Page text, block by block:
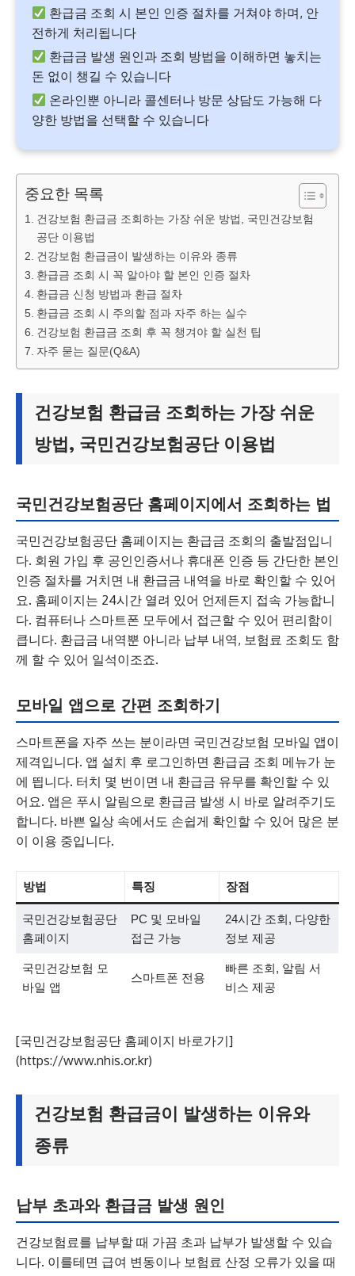
환급금 조회 시 본인 인증 절차를 거쳐야 하며, 안
전하게 처리됩니다
환급금 발생 원인과 조회 방법을 이해하면 놓치는
돈 없이 챙길 수 있습니다
온라인뿐 아니라 콜센터나 방문 상담도 가능해 다
양한 방법을 선택할 수 있습니다
중요한 목록
건강보험 환급금 조회하는 가장 쉬운 방법, 국민건강보험
공단 이용법
건강보험 환급금이 발생하는 이유와 종류
환급금 조회 시 꼭 알아야 할 본인 인증 절차
환급금 신청 방법과 환급 절차
환급금 조회 시 주의할 점과 자주 하는 실수
건강보험 환급금 조회 후 꼭 챙겨야 할 실천 팁
자주 묻는 질문(Q&A)
건강보험 환급금 조회하는 가장 쉬운
방법, 국민건강보험공단 이용법
국민건강보험공단 홈페이지에서 조회하는 법
국민건강보험공단 홈페이지는 환급금 조회의 출발점입니
다. 회원 가입 후 공인인증서나 휴대폰 인증 등 간단한 본인
인증 절차를 거치면 내 환급금 내역을 바로 확인할 수 있어
요. 홈페이지는 24시간 열려 있어 언제든지 접속 가능합니
다. 컴퓨터나 스마트폰 모두에서 접근할 수 있어 편리함이
큽니다. 환급금 내역뿐 아니라 납부 내역, 보험료 조회도 함
께 할 수 있어 일석이조죠.
모바일 앱으로 간편 조회하기
스마트폰을 자주 쓰는 분이라면 국민건강보험 모바일 앱이
제격입니다. 앱 설치 후 로그인하면 환급금 조회 메뉴가 눈
에 띕니다. 터치 몇 번이면 내 환급금 유무를 확인할 수 있
어요. 앱은 푸시 알림으로 환급금 발생 시 바로 알려주기도
합니다. 바쁜 일상 속에서도 손쉽게 확인할 수 있어 많은 분
이 이용 중입니다.
방법 특징 장점
국민건강보험공단
홈페이지
PC 및 모바일
접근 가능
24시간 조회, 다양한
정보 제공
국민건강보험 모
바일 앱
스마트폰 전용
빠른 조회, 알림 서
비스 제공
[국민건강보험공단 홈페이지 바로가기]
(https://www.nhis.or.kr)
건강보험 환급금이 발생하는 이유와
종류
납부 초과와 환급금 발생 원인
건강보험료를 납부할 때 가끔 초과 납부가 발생할 수 있습
니다. 이를테면 급여 변동이나 보험료 산정 오류가 있을 때